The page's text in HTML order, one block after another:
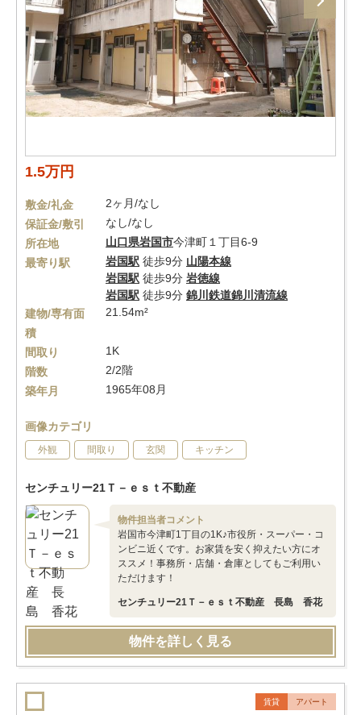
1.5万円
敷金/礼金
2ヶ月/なし
保証金/敷引
なし/なし
所在地
山口県岩国市今津町１丁目6-9
最寄り駅
岩国駅 徒歩9分 山陽本線
岩国駅 徒歩9分 岩徳線
岩国駅 徒歩9分 錦川鉄道錦川清流線
建物/専有面
積
21.54m²
間取り
1K
階数
2/2階
築年月
1965年08月
画像カテゴリ
外観 間取り 玄関 キッチン
センチュリー21Ｔ－ｅｓｔ不動産
物件担当者コメント
岩国市今津町1丁目の1K♪市役所・スーパー・コ
ンビニ近くです。お家賃を安く抑えたい方にオ
ススメ！事務所・店舗・倉庫としてもご利用い
ただけます！
センチュリー21Ｔ－ｅｓｔ不動産 長島 香花
物件を詳しく見る
賃貸 アパート